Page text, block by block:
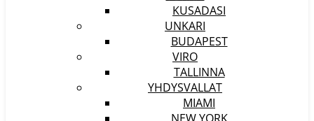
KUSADASI
UNKARI
BUDAPEST
VIRO
TALLINNA
YHDYSVALLAT
MIAMI